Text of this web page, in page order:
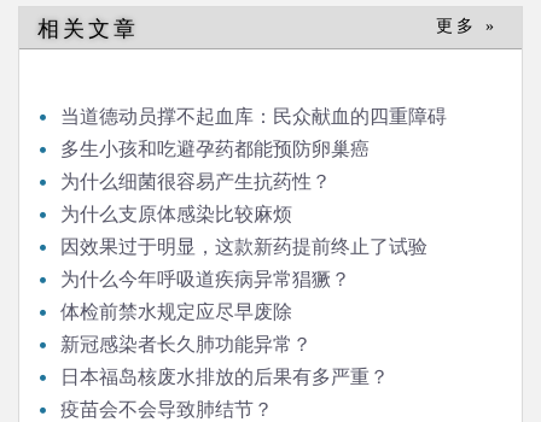
相关文章 更多 »
当道德动员撑不起血库：民众献血的四重障碍
多生小孩和吃避孕药都能预防卵巢癌
为什么细菌很容易产生抗药性？
为什么支原体感染比较麻烦
因效果过于明显，这款新药提前终止了试验
为什么今年呼吸道疾病异常猖獗？
体检前禁水规定应尽早废除
新冠感染者长久肺功能异常？
日本福岛核废水排放的后果有多严重？
疫苗会不会导致肺结节？